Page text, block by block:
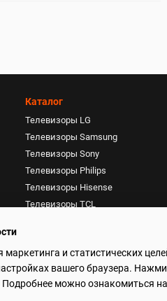
Каталог
Телевизоры LG
Телевизоры Samsung
Телевизоры Sony
Телевизоры Philips
Телевизоры Hisense
Телевизоры TCL
Фены, плойки, стайлеры
и статистических
вашего браузера.
можно ознакомиться